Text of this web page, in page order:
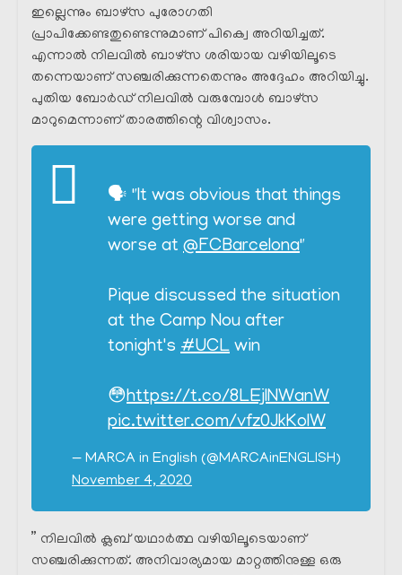
ഇല്ലെന്നും ബാഴ്സ പുരോഗതി
പ്രാപിക്കേണ്ടതുണ്ടെന്നുമാണ് പിക്വെ അറിയിച്ചത്.
എന്നാൽ നിലവിൽ ബാഴ്‌സ ശരിയായ വഴിയിലൂടെ
തന്നെയാണ് സഞ്ചരിക്കുന്നതെന്നും അദ്ദേഹം അറിയിച്ചു.
പുതിയ ബോർഡ് നിലവിൽ വരുമ്പോൾ ബാഴ്സ
മാറുമെന്നാണ് താരത്തിന്റെ വിശ്വാസം.
🗣 "It was obvious that things
were getting worse and
worse at @FCBarcelona"
Pique discussed the situation
at the Camp Nou after
tonight's #UCL win
😳https://t.co/8LEjINWanW
pic.twitter.com/vfz0JkKolW
— MARCA in English (@MARCAinENGLISH)
November 4, 2020
” നിലവിൽ ക്ലബ് യഥാർത്ഥ വഴിയിലൂടെയാണ്
സഞ്ചരിക്കുന്നത്. അനിവാര്യമായ മാറ്റത്തിനുള്ള ഒരു